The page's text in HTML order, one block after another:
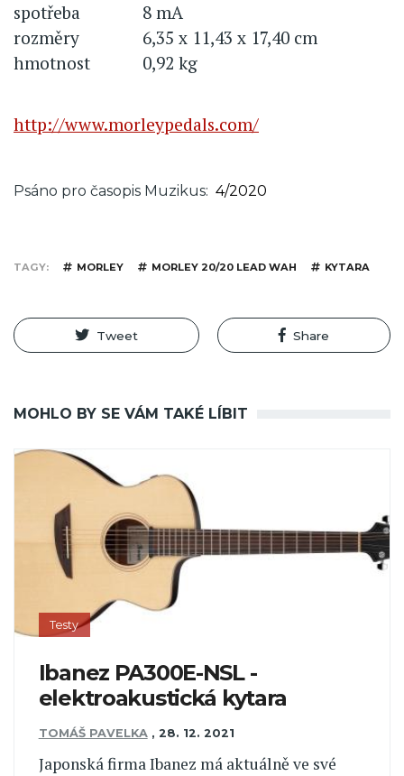
spotřeba
8 mA
rozměry
6,35 x 11,43 x 17,40 cm
hmotnost
0,92 kg
http://www.morleypedals.com/
Psáno pro časopis Muzikus 4/2020
TAGY MORLEY MORLEY 20/20 LEAD WAH KYTARA
Tweet Share
MOHLO BY SE VÁM TAKÉ LÍBIT
Testy
Ibanez PA300E-NSL -
elektroakustická kytara
TOMÁŠ PAVELKA , 28. 12. 2021
Japonská firma Ibanez má aktuálně ve své